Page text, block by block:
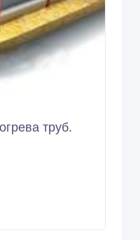
труб.